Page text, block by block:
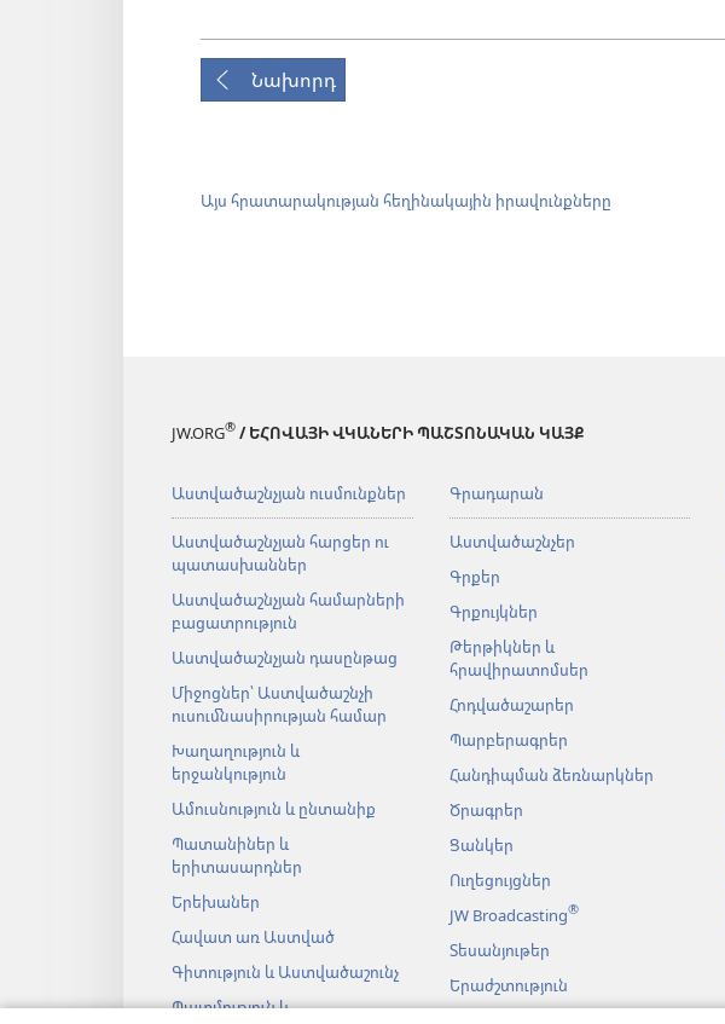
Նախորդ
Այս հրատարակության հեղինակային իրավունքները
JW.ORG® / ԵՀՈՎԱՅԻ ՎԿԱՆԵՐԻ ՊԱՇՏՈՆԱԿԱՆ ԿԱՅՔ
Աստվածաշնչյան ուսմունքներ
Աստվածաշնչյան հարցեր ու
պատասխաններ
Աստվածաշնչյան համարների
բացատրություն
Աստվածաշնչյան դասընթաց
Միջոցներ՝ Աստվածաշնչի
ուսումնասիրության համար
Խաղաղություն և
երջանկություն
Ամուսնություն և ընտանիք
Պատանիներ և
երիտասարդներ
Երեխաներ
Հավատ առ Աստված
Գիտություն և Աստվածաշունչ
Պատմություն և
Գրադարան
Աստվածաշնչեր
Գրքեր
Գրքույկներ
Թերթիկներ և
հրավիրատոմսեր
Հոդվածաշարեր
Պարբերագրեր
Հանդիպման ձեռնարկներ
Ծրագրեր
Ցանկեր
Ուղեցույցներ
JW Broadcasting®
Տեսանյութեր
Երաժշտություն